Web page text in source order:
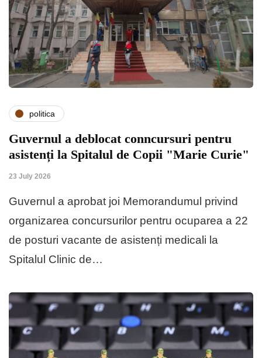
politica
Guvernul a deblocat conncursuri pentru
asistenți la Spitalul de Copii "Marie Curie"
23 July 2026
Guvernul a aprobat joi Memorandumul privind
organizarea concursurilor pentru ocuparea a 22
de posturi vacante de asistenți medicali la
Spitalul Clinic de…